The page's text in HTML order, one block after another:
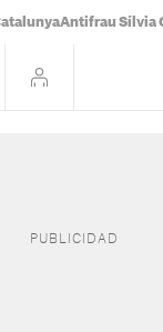
Antifrau Sílvia